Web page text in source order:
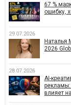
67 %
ошибку,
29.07.2026
Наталья
2026
28.07.2026
AI-
влияет